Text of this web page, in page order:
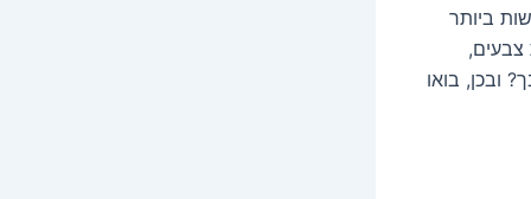
ביותר
לשנות צבעים,
ובכן, בואו